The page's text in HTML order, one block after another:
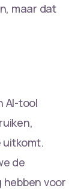
maar dat
AI-tool
uitkomt.
de
hebben voor